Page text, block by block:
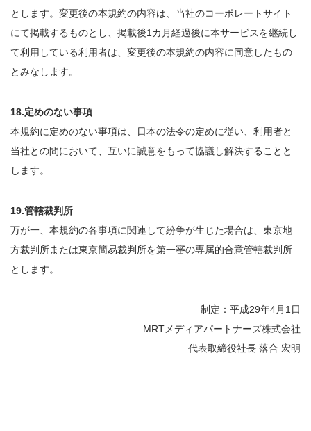
とします。変更後の本規約の内容は、当社のコーポレートサイト
にて掲載するものとし、掲載後1カ月経過後に本サービスを継続し
て利用している利用者は、変更後の本規約の内容に同意したもの
とみなします。
18.定めのない事項
本規約に定めのない事項は、日本の法令の定めに従い、利用者と
当社との間において、互いに誠意をもって協議し解決することと
します。
19.管轄裁判所
万が一、本規約の各事項に関連して紛争が生じた場合は、東京地
方裁判所または東京簡易裁判所を第一審の専属的合意管轄裁判所
とします。
制定：平成29年4月1日
MRTメディアパートナーズ株式会社
代表取締役社長 落合 宏明